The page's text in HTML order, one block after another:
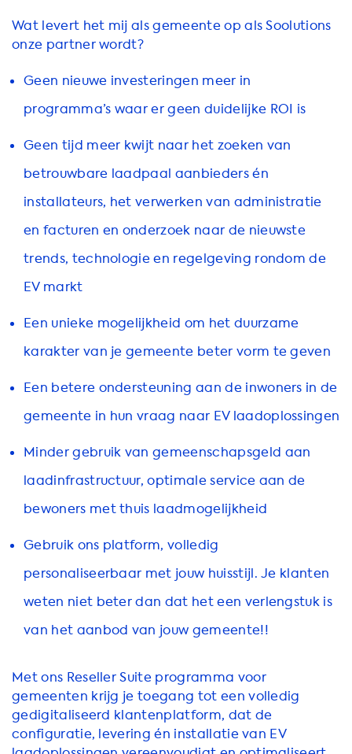
Wat levert het mij als gemeente op als Soolutions
onze partner wordt?
Geen nieuwe investeringen meer in
programma’s waar er geen duidelijke ROI is
Geen tijd meer kwijt naar het zoeken van
betrouwbare laadpaal aanbieders én
installateurs, het verwerken van administratie
en facturen en onderzoek naar de nieuwste
trends, technologie en regelgeving rondom de
EV markt
Een unieke mogelijkheid om het duurzame
karakter van je gemeente beter vorm te geven
Een betere ondersteuning aan de inwoners in de
gemeente in hun vraag naar EV laadoplossingen
Minder gebruik van gemeenschapsgeld aan
laadinfrastructuur, optimale service aan de
bewoners met thuis laadmogelijkheid
Gebruik ons platform, volledig
personaliseerbaar met jouw huisstijl. Je klanten
weten niet beter dan dat het een verlengstuk is
van het aanbod van jouw gemeente!!
Met ons Reseller Suite programma voor
gemeenten krijg je toegang tot een volledig
gedigitaliseerd klantenplatform, dat de
configuratie, levering én installatie van EV